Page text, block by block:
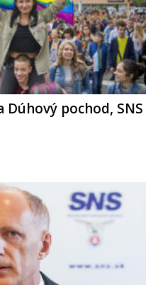
pochod, SNS